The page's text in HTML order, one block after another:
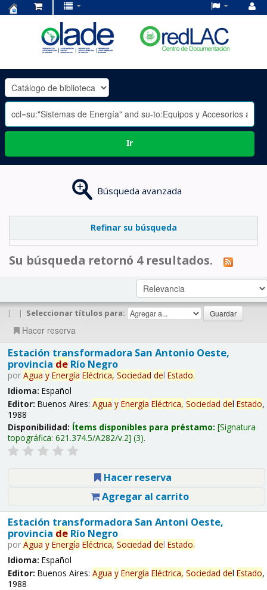
OLADE
-
Ir
Búsqueda avanzada
Refinar su búsqueda
Su búsqueda retornó 4 resultados.
| | Seleccionar títulos para:
Hacer reserva
Estación transformadora San Antonio Oeste,
provincia deRío Negro
por Agua y Energía Eléctrica, Sociedad del Estado.
Idioma: Español
Editor: Buenos Aires: Agua y Energía Eléctrica, Sociedad del Estado,
1988
Disponibilidad: Ítems disponibles para préstamo: Signatura
topográfica: 621.374.5/A282/v.2 (3).
Hacer reserva
Agregar al carrito
Estación transformadora San Antoni Oeste,
provincia deRío Negro
por Agua y Energía Eléctrica, Sociedad del Estado.
Idioma: Español
Editor: Buenos Aires: Agua y Energía Eléctrica, Sociedad del Estado,
1988